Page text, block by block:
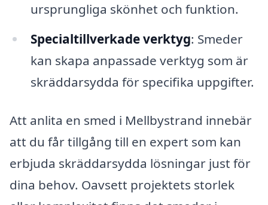
ursprungliga skönhet och funktion.
Specialtillverkade verktyg: Smeder
kan skapa anpassade verktyg som är
skräddarsydda för specifika uppgifter.
Att anlita en smed i Mellbystrand innebär
att du får tillgång till en expert som kan
erbjuda skräddarsydda lösningar just för
dina behov. Oavsett projektets storlek